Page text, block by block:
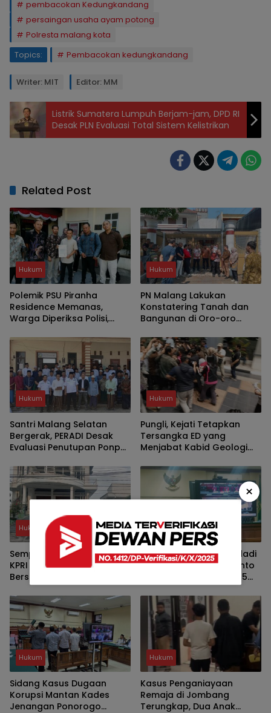
pembacokan Kedungkandang
persaingan usaha ayam potong
Polresta malang kota
Topics:
Pembacokan kedungkandang
Writer: MIT Editor: MM
Listrik Sumatera Lumpuh Berjam-jam, DPD RI
Desak PLN Evaluasi Total Sistem Kelistrikan
Related Post
Hukum
Polemik PSU Piranha
Residence Memanas,
Warga Diperiksa Polisi,
Terancam Dilaporkan
Hukum
PN Malang Lakukan
Konstatering Tanah dan
Bangunan di Oro-oro
Hukum
Santri Malang Selatan
Bergerak, PERADI Desak
Evaluasi Penutupan Ponpes
Pengasuh
Hukum
Pungli, Kejati Tetapkan
Tersangka ED yang
Menjabat Kabid Geologi
Jatim
Hukum
Sempat Diselidiki Kejari, Kini
KPRI Sejahtera Jombang
Berstatus Dalam
Pengawasan
Hukum
Kades Nonaktif Mulyodadi
Wonoayu Slamet Priyanto
Didakwa Terima Rp1,045
Miliar dari Jual Beli Tanah
Eks Gogol
Hukum
Sidang Kasus Dugaan
Korupsi Mantan Kades
Jenangan Ponorogo
Hukum
Kasus Penganiayaan
Remaja di Jombang
Terungkap, Dua Anak
×